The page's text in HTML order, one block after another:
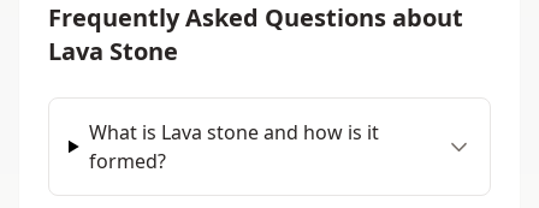
Frequently Asked Questions about
Lava Stone
What is Lava stone and how is it
formed?